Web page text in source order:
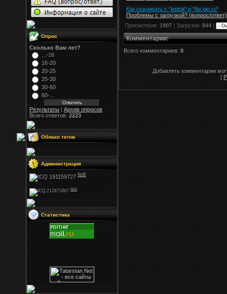
Опрос
Сколько Вам лет?
...-16
16-20
20-25
25-30
30-60
60-...
Результаты|Архив опросов
Всего ответов:2223
Облако тегов
Администрация
Stifi
NFS
Статистика
Как скачивать с "letitbit" и "file.qip.ru"
Проблемы с загрузкой? (вопрос/ответ)
Просмотров:1907| Загрузок:844|
Комментарии:
Всего комментариев: 0
Добавлять комментарии
[